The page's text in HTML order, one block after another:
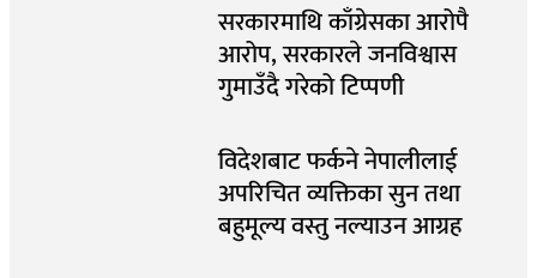
सरकारमाथि काँग्रेसका आरोपै
आरोप, सरकारले जनविश्वास
गुमाउँदै गरेको टिप्पणी
विदेशबाट फर्कने नेपालीलाई
अपरिचित व्यक्तिका सुन तथा
बहुमूल्य वस्तु नल्याउन आग्रह